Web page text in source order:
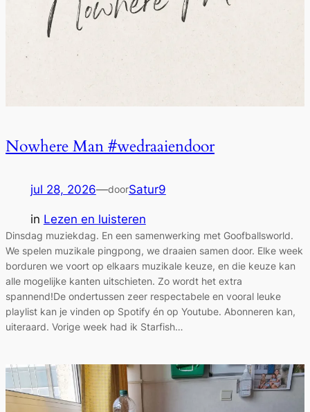
Nowhere Man #wedraaiendoor
jul 28, 2026—doorSatur9
in Lezen en luisteren
Dinsdag muziekdag. En een samenwerking met Goofballsworld.
We spelen muzikale pingpong, we draaien samen door. Elke week
borduren we voort op elkaars muzikale keuze, en die keuze kan
alle mogelijke kanten uitschieten. Zo wordt het extra
spannend!De ondertussen zeer respectabele en vooral leuke
playlist kan je vinden op Spotify én op Youtube. Abonneren kan,
uiteraard. Vorige week had ik Starfish…